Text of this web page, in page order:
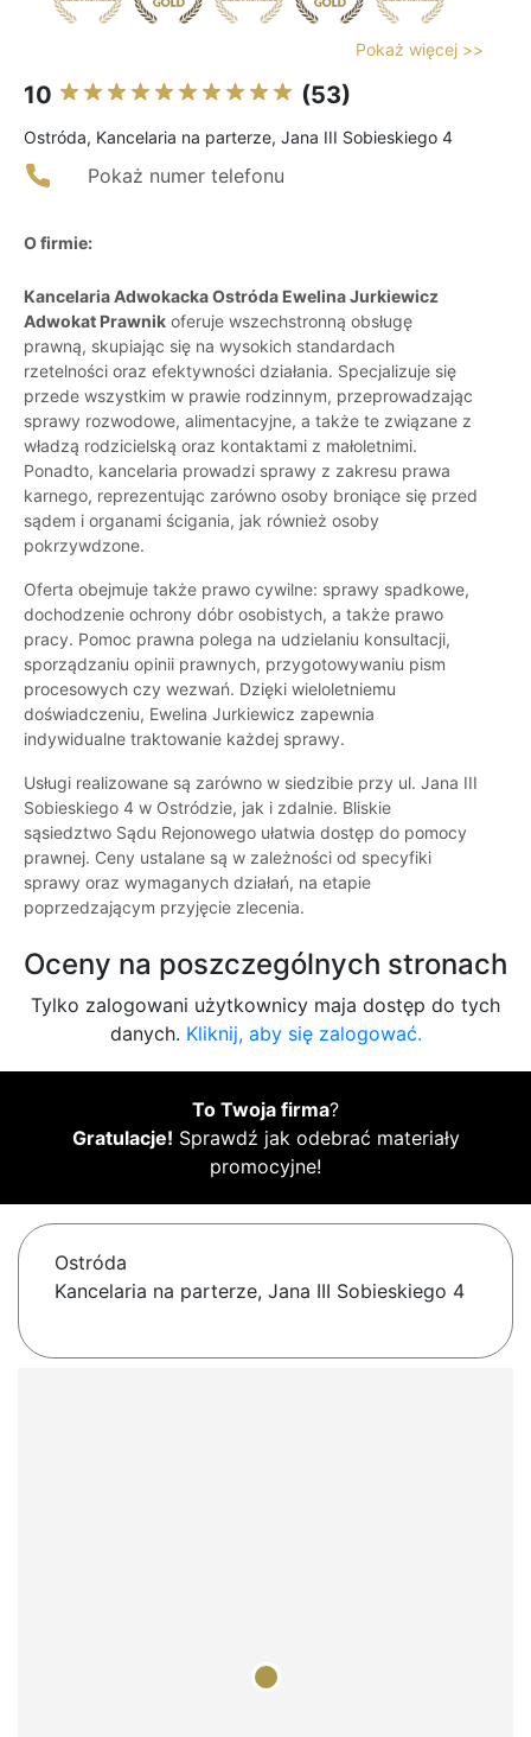
Pokaż więcej >>
10 (53)
Ostróda, Kancelaria na parterze, Jana III Sobieskiego 4
Pokaż numer telefonu
O firmie:
Kancelaria Adwokacka Ostróda Ewelina Jurkiewicz
Adwokat Prawnik oferuje wszechstronną obsługę
prawną, skupiając się na wysokich standardach
rzetelności oraz efektywności działania. Specjalizuje się
przede wszystkim w prawie rodzinnym, przeprowadzając
sprawy rozwodowe, alimentacyjne, a także te związane z
władzą rodzicielską oraz kontaktami z małoletnimi.
Ponadto, kancelaria prowadzi sprawy z zakresu prawa
karnego, reprezentując zarówno osoby broniące się przed
sądem i organami ścigania, jak również osoby
pokrzywdzone.
Oferta obejmuje także prawo cywilne: sprawy spadkowe,
dochodzenie ochrony dóbr osobistych, a także prawo
pracy. Pomoc prawna polega na udzielaniu konsultacji,
sporządzaniu opinii prawnych, przygotowywaniu pism
procesowych czy wezwań. Dzięki wieloletniemu
doświadczeniu, Ewelina Jurkiewicz zapewnia
indywidualne traktowanie każdej sprawy.
Usługi realizowane są zarówno w siedzibie przy ul. Jana III
Sobieskiego 4 w Ostródzie, jak i zdalnie. Bliskie
sąsiedztwo Sądu Rejonowego ułatwia dostęp do pomocy
prawnej. Ceny ustalane są w zależności od specyfiki
sprawy oraz wymaganych działań, na etapie
poprzedzającym przyjęcie zlecenia.
Oceny na poszczególnych stronach
Tylko zalogowani użytkownicy maja dostęp do tych
danych. Kliknij, aby się zalogować.
To Twoja firma?
Gratulacje! Sprawdź jak odebrać materiały
promocyjne!
Ostróda
Kancelaria na parterze, Jana III Sobieskiego 4